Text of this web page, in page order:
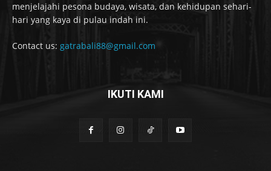
menjelajahi pesona budaya, wisata, dan kehidupan sehari-
hari yang kaya di pulau indah ini.
Contact us: gatrabali88@gmail.com
IKUTI KAMI